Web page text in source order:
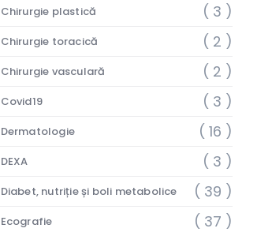
Chirurgie plastică ( 3 )
Chirurgie toracică ( 2 )
Chirurgie vasculară ( 2 )
Covid19 ( 3 )
Dermatologie ( 16 )
DEXA ( 3 )
Diabet, nutriție și boli metabolice ( 39 )
Ecografie ( 37 )